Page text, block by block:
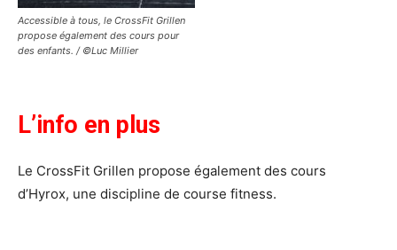
Accessible à tous, le CrossFit Grillen
propose également des cours pour
des enfants. / ©Luc Millier
L’info en plus
Le CrossFit Grillen propose également des cours
d’Hyrox, une discipline de course fitness.